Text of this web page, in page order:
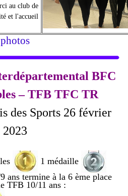
au club de
et l'accueil
photos
BFC
– TFB TFC TR
des Sports 26 février
2023
1 médaille
ans termine à la 6 ème place
TFB 10/11 ans :